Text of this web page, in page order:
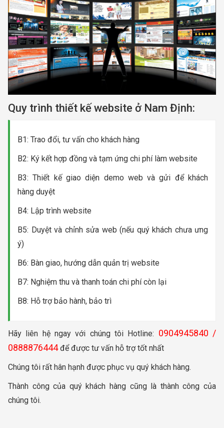
Quy trình thiết kế website ở Nam Định:
B1: Trao đổi, tư vấn cho khách hàng
B2: Ký kết hợp đồng và tạm ứng chi phí làm website
B3: Thiết kế giao diện demo web và gửi để khách
hàng duyệt
B4: Lập trình website
B5: Duyệt và chỉnh sửa web (nếu quý khách chưa ưng
ý)
B6: Bàn giao, hướng dẫn quản trị website
B7: Nghiệm thu và thanh toán chi phí còn lại
B8: Hỗ trợ bảo hành, bảo trì
Hãy liên hệ ngay với chúng tôi Hotline: 0904945840 /
0888876444để được tư vấn hỗ trợ tốt nhất
Chúng tôi rất hân hạnh được phục vụ quý khách hàng.
Thành công của quý khách hàng cũng là thành công của
chúng tôi.